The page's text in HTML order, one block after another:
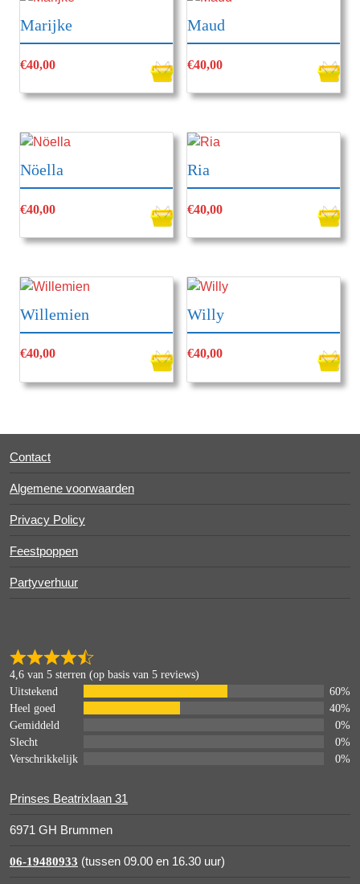
Marijke
€40,00
Maud
€40,00
Nöella
€40,00
Ria
€40,00
Willemien
€40,00
Willy
€40,00
Contact
Algemene voorwaarden
Privacy Policy
Feestpoppen
Partyverhuur
4,6 van 5 sterren (op basis van 5 reviews)
Uitstekend
60%
Heel goed
40%
Gemiddeld
0%
Slecht
0%
Verschrikkelijk
0%
Prinses Beatrixlaan 31
6971 GH Brummen
06-19480933 (tussen 09.00 en 16.30 uur)